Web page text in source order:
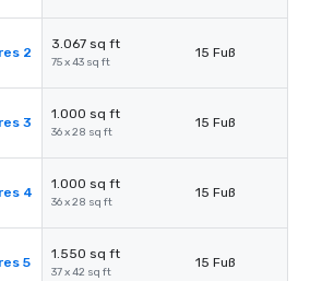
2
3.067 sq ft
75 x 43 sq ft
15 Fuß
3
1.000 sq ft
36 x 28 sq ft
15 Fuß
4
1.000 sq ft
36 x 28 sq ft
15 Fuß
5
1.550 sq ft
37 x 42 sq ft
15 Fuß